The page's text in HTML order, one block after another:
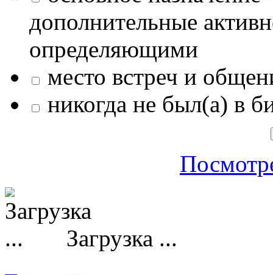
дополнительные
определяющими
место встреч и
никогда не был(а) в
Загрузка ...